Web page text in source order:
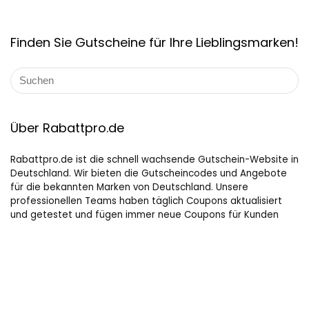
Finden Sie Gutscheine für Ihre Lieblingsmarken!
Über Rabattpro.de
Rabattpro.de ist die schnell wachsende Gutschein-Website in
Deutschland. Wir bieten die Gutscheincodes und Angebote
für die bekannten Marken von Deutschland. Unsere
professionellen Teams haben täglich Coupons aktualisiert
und getestet und fügen immer neue Coupons für Kunden